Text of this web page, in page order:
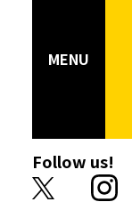
MENU
Follow us!